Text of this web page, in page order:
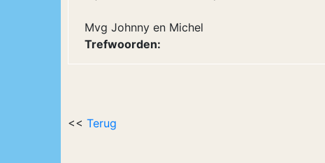
Mvg Johnny en Michel
Trefwoorden:
<< Terug